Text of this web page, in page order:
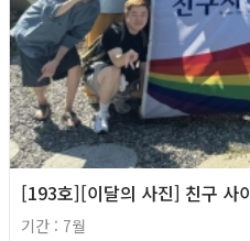
[193호][이달의 사진] 친구 사
기간 : 7월